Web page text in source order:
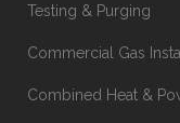
Testing & Purging
Commercial Gas
Combined Heat &